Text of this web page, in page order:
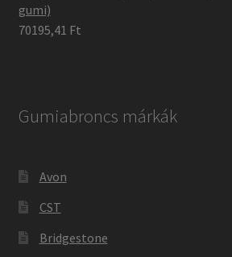
gumi)
70195,41 Ft
Gumiabroncs márkák
Avon
CST
Bridgestone